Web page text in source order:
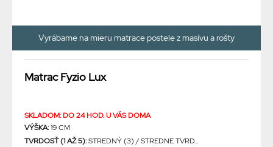
Vyrábame na mieru matrace postele z masívu a rošty
Matrac Fyzio Lux
SKLADOM: DO 24 HOD. U VÁS DOMA
VÝŠKA:19 CM
TVRDOSŤ (1 AŽ 5):STREDNÝ (3) / STREDNE TVRD...